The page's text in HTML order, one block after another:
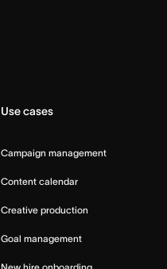
Use cases
Campaign management
Content calendar
Creative production
Goal management
New hire onboarding